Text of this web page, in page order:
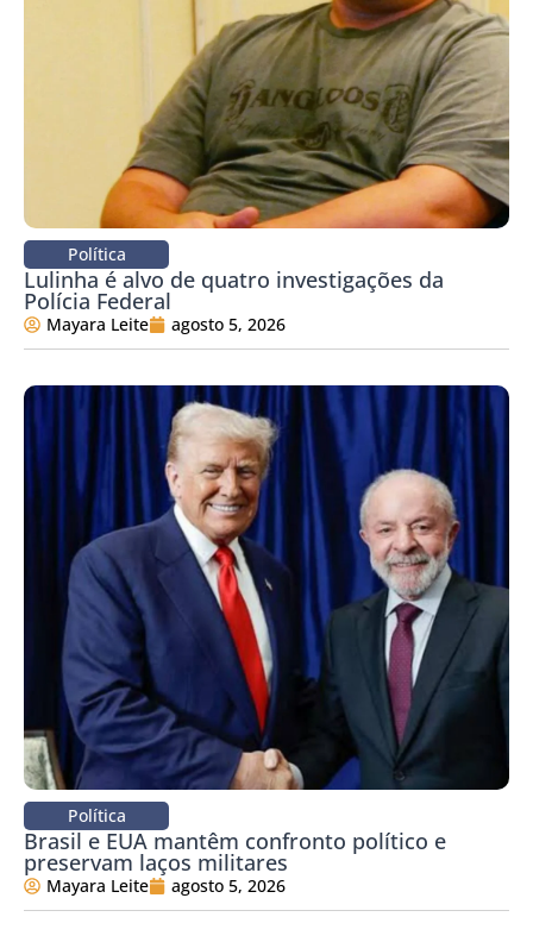
Política
Lulinha é alvo de quatro investigações da
Polícia Federal
Mayara Leite agosto 5, 2026
Política
Brasil e EUA mantêm confronto político e
preservam laços militares
Mayara Leite agosto 5, 2026